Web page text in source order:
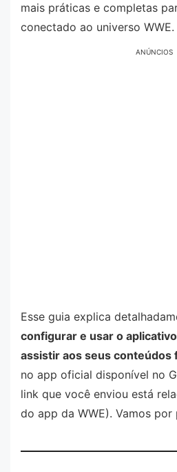
mais práticas e completas
conectado ao universo WWE.
ANÚNCIOS
Esse guia explica
configurar e usar o
assistir aos seus conteúdos
no app oficial disponível no
link que você enviou está
do app da WWE). Vamos por